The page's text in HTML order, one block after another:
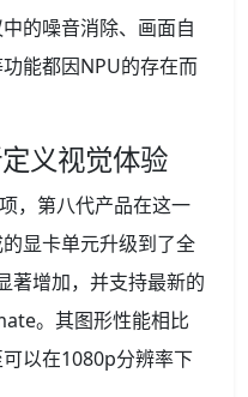
的噪音消除、画面自
能都因NPU的存在而
义视觉体验
，第八代产品在这一
显卡单元升级到了全
著增加，并支持最新的
。其图形性能相比
可以在1080p分辨率下